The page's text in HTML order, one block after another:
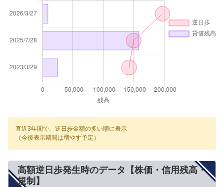
直近3年間で、逆日歩金額の多い順に表示
（今後表示期間は増やす予定）
高額逆日歩発生時のデータ【株価・信用残高・
規制】